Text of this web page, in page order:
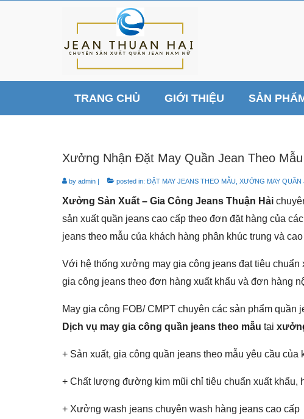
TRANG CHỦ GIỚI THIỆU SẢN
Xưởng Nhận Đặt May Quần Jean Theo
by admin | posted in: ĐẶT MAY JEANS THEO MẪU XƯỞNG MAY QUẦN
Xưởng Sản Xuất – Gia Công Jeans Thuận Hải
sản xuất quần jeans cao cấp theo đơn đặt hàng của
jeans theo mẫu của khách hàng phân khúc trung và cao
Với hệ thống xưởng may gia công jeans đạt tiêu
gia công jeans theo đơn hàng xuất khẩu và đơn hàng
May gia công FOB/ CMPT chuyên các sản phẩm quần
Dịch vụ may gia công quần jeans theo mẫu tại
+ Sản xuất, gia công quần jeans theo mẫu yêu cầu của
+ Chất lượng đường kim mũi chỉ tiêu chuẩn xuất khẩu,
+ Xưởng wash jeans chuyên wash hàng jeans cao cấp